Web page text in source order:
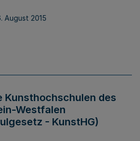
August 2015
Kunsthochschulen des
Westfalen
- KunstHG)